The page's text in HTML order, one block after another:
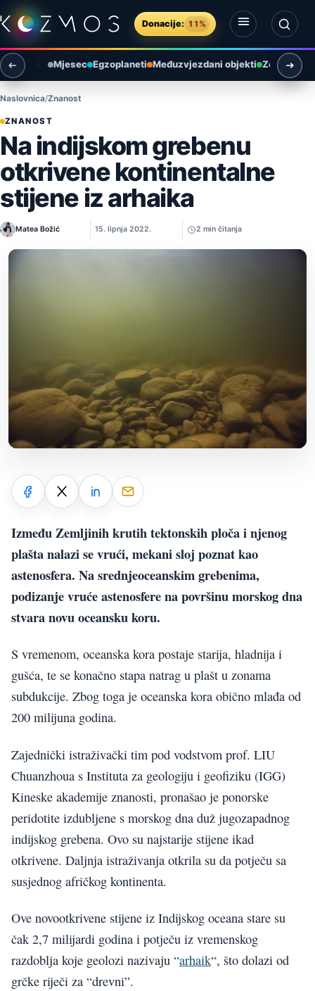
Preskoči na sadržaj
Donacije: 11%
Otvori izbornik
Otvori pretragu
Mjesec Egzoplaneti Međuzvjezdani objekti Zemlja i
Naslovnica Znanost
ZNANOST
Na indijskom grebenu
otkrivene kontinentalne
stijene iz arhaika
Matea Božić 15. lipnja 2022. 2 min čitanja
Između Zemljinih krutih tektonskih ploča i njenog
plašta nalazi se vrući, mekani sloj poznat kao
astenosfera. Na srednjeoceanskim grebenima,
podizanje vruće astenosfere na površinu morskog dna
stvara novu oceansku koru.
S vremenom, oceanska kora postaje starija, hladnija i
gušća, te se konačno stapa natrag u plašt u zonama
subdukcije. Zbog toga je oceanska kora obično mlađa od
200 milijuna godina.
Zajednički istraživački tim pod vodstvom prof. LIU
Chuanzhoua s Instituta za geologiju i geofiziku (IGG)
Kineske akademije znanosti, pronašao je ponorske
peridotite izdubljene s morskog dna duž jugozapadnog
indijskog grebena. Ovo su najstarije stijene ikad
otkrivene. Daljnja istraživanja otkrila su da potječu sa
susjednog afričkog kontinenta.
Ove novootkrivene stijene iz Indijskog oceana stare su
čak 2,7 milijardi godina i potječu iz vremenskog
razdoblja koje geolozi nazivaju “arhaik“, što dolazi od
grčke riječi za “drevni”.